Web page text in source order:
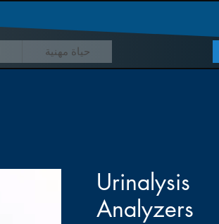
حياة مهنية
Urinalysis
Analyzers